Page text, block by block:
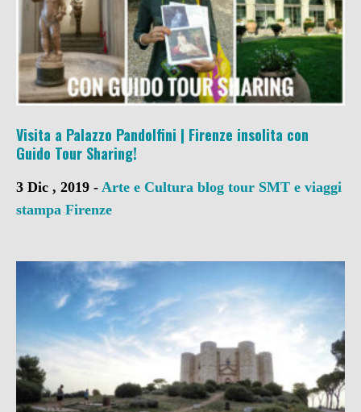
Visita a Palazzo Pandolfini | Firenze insolita con
Guido Tour Sharing!
3 Dic , 2019 - Arte e Cultura blog tour SMT e viaggi
stampa Firenze